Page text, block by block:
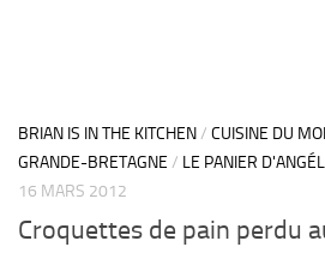
BRIAN IS IN THE KITCHEN/ CUISINE DU
GRANDE-BRETAGNE / LE PANIER
16 MARS 2012
Croquettes de pain perdu